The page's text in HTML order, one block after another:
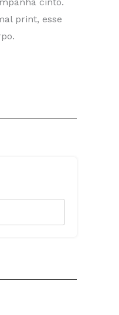
cinto.
print, esse